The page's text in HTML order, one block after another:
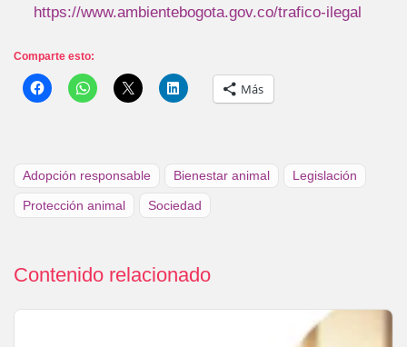
https://www.ambientebogota.gov.co/trafico-ilegal
Comparte esto:
Más
Adopción responsable Bienestar animal Legislación
Protección animal Sociedad
Contenido relacionado